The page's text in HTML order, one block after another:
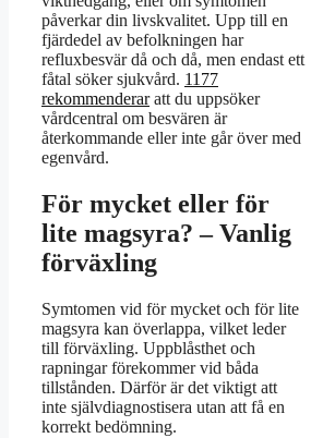
påverkar din livskvalitet. Upp till en
fjärdedel av befolkningen har
refluxbesvär då och då, men endast ett
fåtal söker sjukvård. 1177
rekommenderaratt du uppsöker
vårdcentral om besvären är
återkommande eller inte går över med
egenvård.
För mycket eller för
lite magsyra? – Vanlig
förväxling
Symtomen vid för mycket och för lite
magsyra kan överlappa, vilket leder
till förväxling. Uppblåsthet och
rapningar förekommer vid båda
tillstånden. Därför är det viktigt att
inte självdiagnostisera utan att få en
korrekt bedömning.